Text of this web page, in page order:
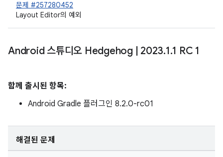
문제 #257280452
Layout Editor의 예외
Android 스튜디오 Hedgehog 2023.1.1 RC 1
함께 출시된 항목:
Android Gradle 플러그인 8.2.0-rc01
해결된 문제